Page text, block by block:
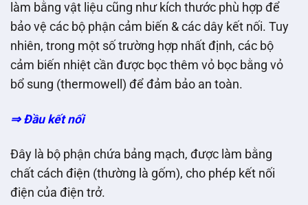
làm bằng vật liệu cũng như kích thước phù hợp để
bảo vệ các bộ phận cảm biến & các dây kết nối. Tuy
nhiên, trong một số trường hợp nhất định, các bộ
cảm biến nhiệt cần được bọc thêm vỏ bọc bằng vỏ
bổ sung (thermowell) để đảm bảo an toàn.
⇒ Đầu kết nối
Đây là bộ phận chứa bảng mạch, được làm bằng
chất cách điện (thường là gốm), cho phép kết nối
điện của điện trở.